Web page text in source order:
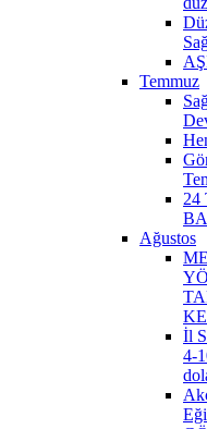
Temmuz
24
Ağustos
İl
4-